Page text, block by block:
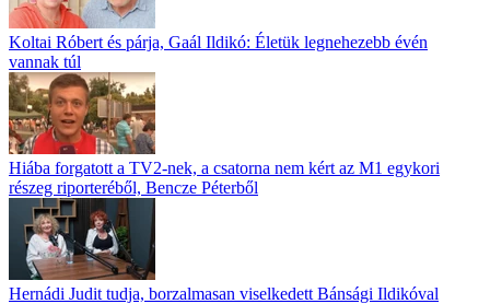
Koltai Róbert és párja, Gaál Ildikó: Életük legnehezebb évén
vannak túl
Hiába forgatott a TV2-nek, a csatorna nem kért az M1 egykori
részeg riporteréből, Bencze Péterből
Hernádi Judit tudja, borzalmasan viselkedett Bánsági Ildikóval